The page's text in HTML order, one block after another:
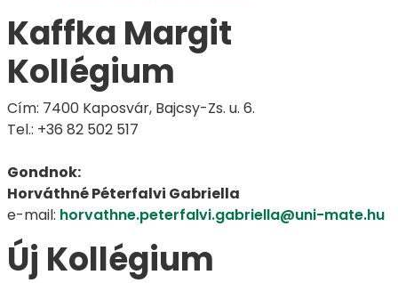
Kaffka Margit
Kollégium
Cím: 7400 Kaposvár, Bajcsy-Zs. u. 6.
Tel.: +36 82 502 517
Gondnok:
Horváthné Péterfalvi Gabriella
e-mail: horvathne.peterfalvi.gabriella@uni-mate.hu
Új Kollégium